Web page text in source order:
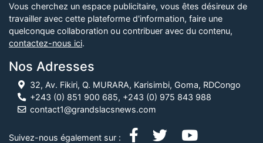
Vous cherchez un espace publicitaire, vous êtes désireux de
travailler avec cette plateforme d'information, faire une
quelconque collaboration ou contribuer avec du contenu,
contactez-nous ici.
Nos Adresses
32, Av. Fikiri, Q. MURARA, Karisimbi, Goma, RDCongo
+243 (0) 851 900 685, +243 (0) 975 843 988
contact1@grandslacsnews.com
Suivez-nous également sur :